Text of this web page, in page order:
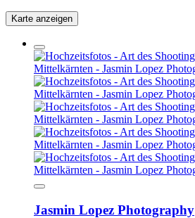
Karte anzeigen
Jasmin Lopez Photography